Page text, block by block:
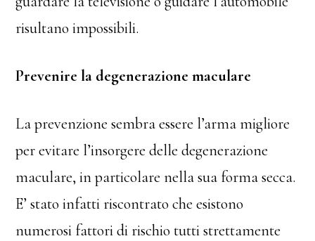
risultano impossibili.
Prevenire la degenerazione maculare
La prevenzione sembra essere l’arma migliore
per evitare l’insorgere delle degenerazione
maculare, in particolare nella sua forma secca.
E’ stato infatti riscontrato che esistono
numerosi fattori di rischio tutti strettamente